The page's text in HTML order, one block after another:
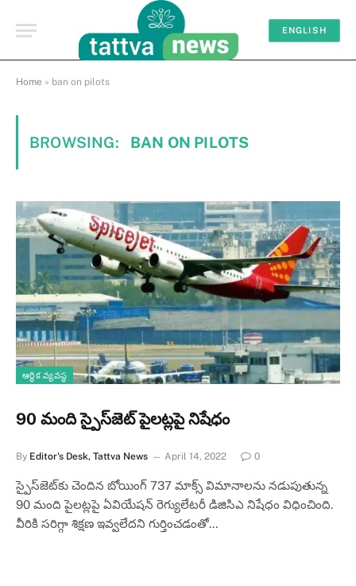
ENGLISH
Home » ban on pilots
BROWSING: BAN ON PILOTS
ఆర్థిక వ్యవస్థ
90 మంది స్పైస్‌జెట్‌ పైలట్లపై నిషేధం
By Editor's Desk, Tattva News April 14, 2022 0
స్పైస్‌జెట్‌కు చెందిన బోయింగ్‌ 737 మాక్స్‌ విమానాలను నడుపుతున్న
90 మంది పైలట్లపై ఏవియేషన్‌ రెగ్యులేటరీ డిజిసిఎ నిషేధం విధించింది.
వీరికి సరిగ్గా శిక్షణ ఇవ్వలేదని గుర్తించడంతో…